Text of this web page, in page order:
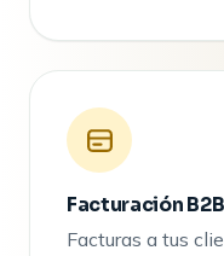
Facturación B2B
Facturas a tus